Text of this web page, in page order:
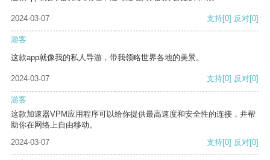
2024-03-07 支持[0] 反对[0]
游客
这款app就像我的私人导游，带我领略世界各地的美景。
2024-03-07 支持[0] 反对[0]
游客
这款加速器VPM应用程序可以给你提供最高速度和安全性的连接，并帮
助你在网络上自由移动。
2024-03-07
支持[0] 反对[0]